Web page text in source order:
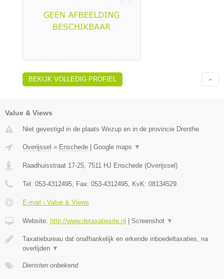
BEKIJK VOLLEDIG PROFIEL
Value & Views
Niet gevestigd in de plaats Wezup en in de provincie Drenthe.
Overijssel » Enschede Google maps ▼
Raadhuisstraat 17-25, 7511 HJ Enschede (Overijssel )
Tel: 053-4312495, Fax: 053-4312495, KvK: 08134529
E-mail › Value & Views
Website: http://www.detaxatiesite.nl Screenshot ▼
Taxatiebureau dat onafhankelijk en erkende inboedeltaxaties, na
overlijden ▼
Diensten onbekend